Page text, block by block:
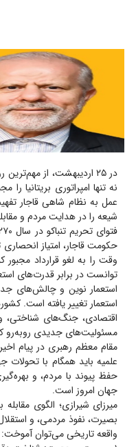
در ۲۵ اردیبهشت، از
نه تنها امپراتوری
عمل به نظام شاهی قاجار
شیعه را در هدایت مردم و
حکومت قاجار، امتیاز
وقت را به لغو قرارداد
توانست در برابر قدرت‌های
استعمار نوین و چالش‌های
استعمار تغییر یافته است.
اقتصادی، جنگ‌های شناختی،
مسئولیت‌های جدیدی روبه‌رو
مقام معظم رهبری در پیام
علمیه باید همگام با تحولات
حفظ پیوند با مردم، و
جهان امروز است.
میرزای شیرازی؛ الگوی
بصیرت، نفوذ مردمی، و
واقعه تاریخی می‌توان آموخت: